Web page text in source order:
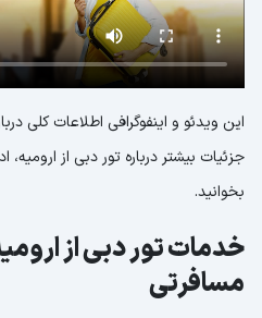
این ویدئو و اینفوگرافی اطلاعات کلی
جزئیات بیشتر درباره تور دبی از
بخوانید.
خدمات تور دبی از
مسافرتی